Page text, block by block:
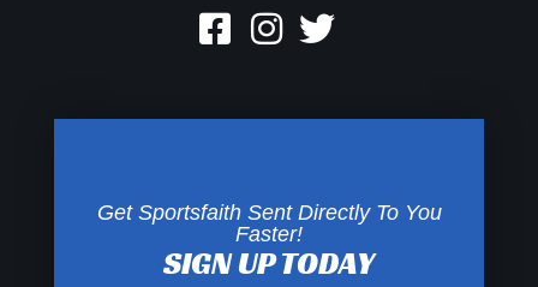
Get Sportsfaith Sent Directly To You
Faster!
SIGN UP TODAY